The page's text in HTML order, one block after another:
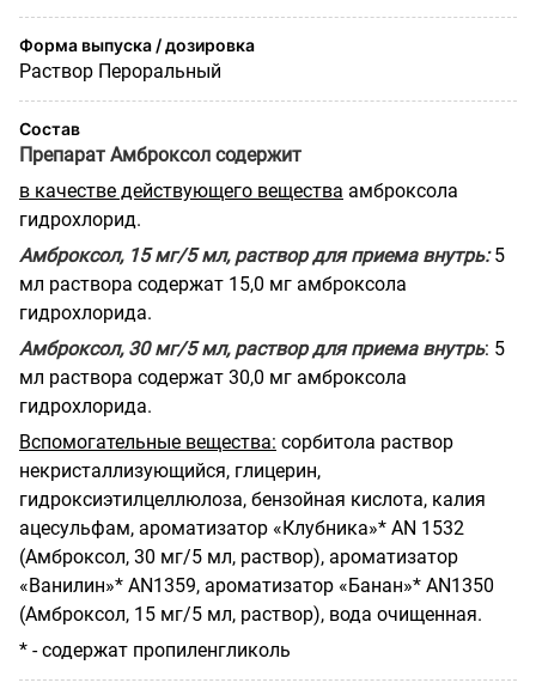
Форма выпуска / дозировка
Раствор Пероральный
Состав
Препарат Амброксол содержит
в качестве действующего вещества амброксола
гидрохлорид.
Амброксол, 15 мг/5 мл, раствор для приема внутрь:5
мл раствора содержат 15,0 мг амброксола
гидрохлорида.
Амброксол, 30 мг/5 мл, раствор для приема внутрь: 5
мл раствора содержат 30,0 мг амброксола
гидрохлорида.
Вспомогательные вещества: сорбитола раствор
некристаллизующийся, глицерин,
гидроксиэтилцеллюлоза, бензойная кислота, калия
ацесульфам, ароматизатор «Клубника»* AN 1532
(Амброксол, 30 мг/5 мл, раствор), ароматизатор
«Ванилин»* AN1359, ароматизатор «Банан»* AN1350
(Амброксол, 15 мг/5 мл, раствор), вода очищенная.
* - содержат пропиленгликоль